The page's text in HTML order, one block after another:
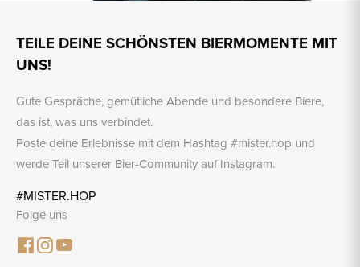
TEILE DEINE SCHÖNSTEN BIERMOMENTE MIT
UNS!
Gute Gespräche, gemütliche Abende und besondere Biere,
das ist, was uns verbindet.
Poste deine Erlebnisse mit dem Hashtag #mister.hop und
werde Teil unserer Bier-Community auf Instagram.
#MISTER.HOP
Folge uns